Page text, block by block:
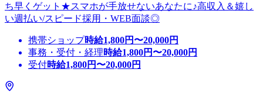
ち早くゲット★スマホが手放せないあなたに♪高収入＆嬉し
い週払い/スピード採用・WEB面談◎
携帯ショップ時給1,800円〜20,000円
事務・受付・経理時給1,800円〜20,000円
受付時給1,800円〜20,000円